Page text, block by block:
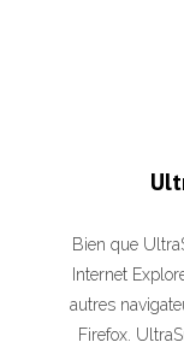
Bien que
Internet
autres
Firefox.